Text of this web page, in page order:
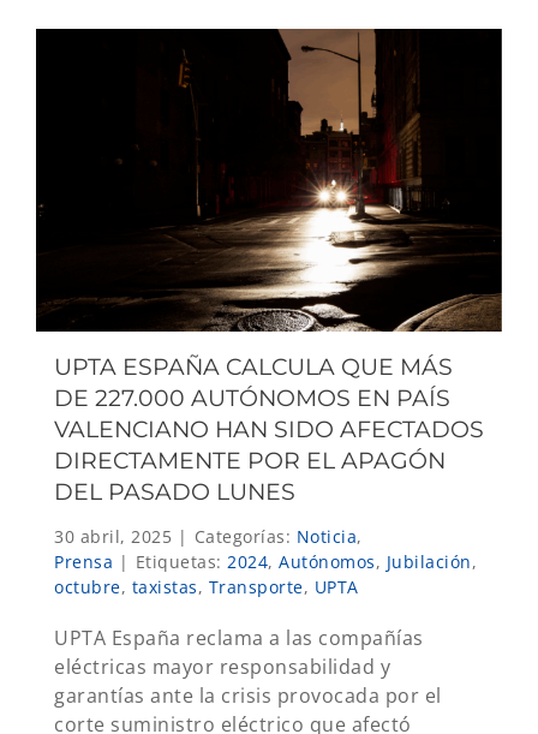
UPTA ESPAÑA CALCULA QUE MÁS
DE 227.000 AUTÓNOMOS EN PAÍS
VALENCIANO HAN SIDO AFECTADOS
DIRECTAMENTE POR EL APAGÓN
DEL PASADO LUNES
30 abril, 2025 | Categorías: Noticia,
Prensa | Etiquetas: 2024, Autónomos, Jubilación,
octubre, taxistas, Transporte, UPTA
UPTA España reclama a las compañías
eléctricas mayor responsabilidad y
garantías ante la crisis provocada por el
corte suministro eléctrico que afectó